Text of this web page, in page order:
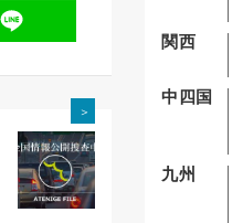
line
＞
関西
中四国
九州